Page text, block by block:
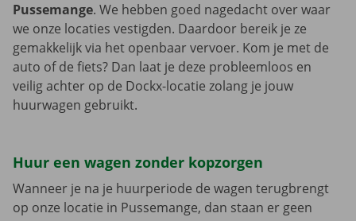
Pussemange. We hebben goed nagedacht over waar
we onze locaties vestigden. Daardoor bereik je ze
gemakkelijk via het openbaar vervoer. Kom je met de
auto of de fiets? Dan laat je deze probleemloos en
veilig achter op de Dockx-locatie zolang je jouw
huurwagen gebruikt.
Huur een wagen zonder kopzorgen
Wanneer je na je huurperiode de wagen terugbrengt
op onze locatie in Pussemange, dan staan er geen